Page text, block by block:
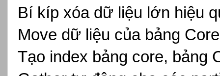
Bí kíp xóa dữ liệu lớn hiệu
Move dữ liệu của bảng
Tạo index bảng core, bảng